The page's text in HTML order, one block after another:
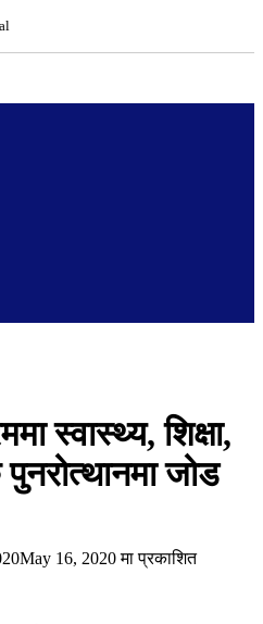
स्वास्थ्य, शिक्षा,
जोड
May 16, 2020मा प्रकाशित